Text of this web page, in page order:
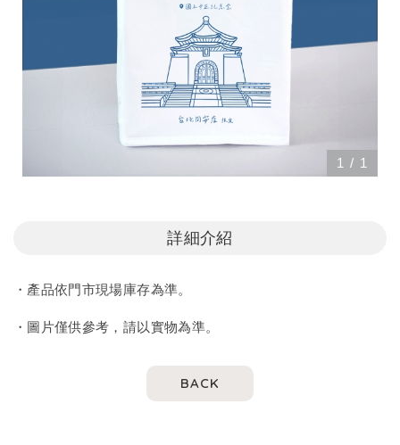
1 / 1
詳細介紹
・產品依門市現場庫存為準。
・圖片僅供參考，請以實物為準。
BACK